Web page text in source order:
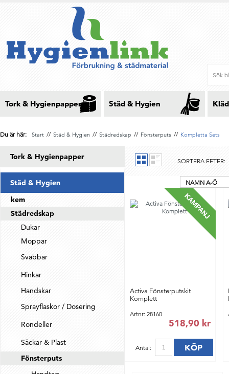
Tork & Hygienpapper Städ & Hygien
Du är här: Start // Städ & Hygien // Städredskap // Fönsterputs // Kompletta Sets
Tork & Hygienpapper
Städ & Hygien
kem
Städredskap
Dukar
Moppar
Svabbar
Hinkar
Handskar
Sprayflaskor / Dosering
Rondeller
Säckar & Plast
Fönsterputs
SORTERA EFTER:
NAMN A-Ö
Activa Fönsterputskit
Komplett
Artnr: 28160
518,90 kr
Antal: KÖP